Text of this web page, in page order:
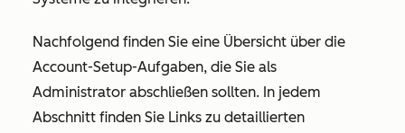
Nachfolgend finden Sie eine Übersicht über die
Account-Setup-Aufgaben, die Sie als
Administrator abschließen sollten. In jedem
Abschnitt finden Sie Links zu detaillierten